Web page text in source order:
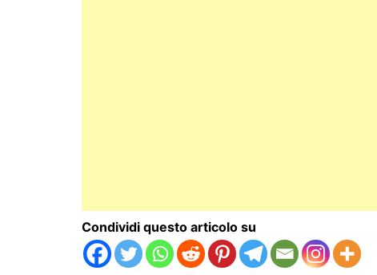
Condividi questo articolo su